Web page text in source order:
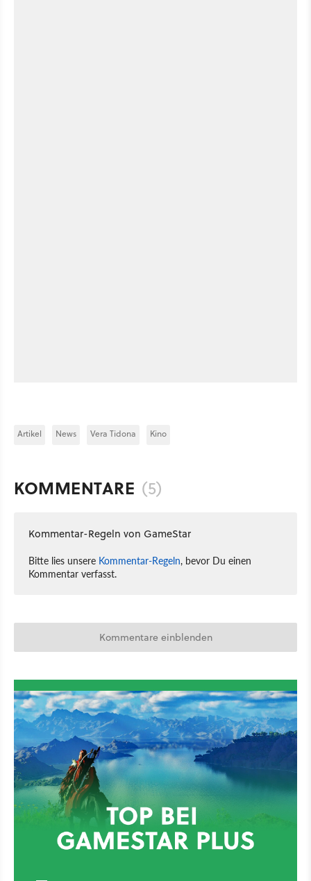
Artikel News Vera Tidona Kino
KOMMENTARE (5)
Kommentar-Regeln von GameStar
Bitte lies unsere Kommentar-Regeln, bevor Du einen
Kommentar verfasst.
Kommentare einblenden